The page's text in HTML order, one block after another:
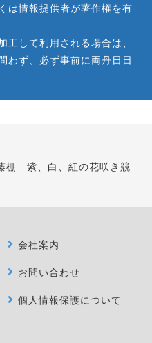
は情報提供者が著作権を有
して利用される場合は、
わず、必ず事前に両丹日日
棚 紫、白、紅の花咲き競
会社案内
お問い合わせ
個人情報保護について